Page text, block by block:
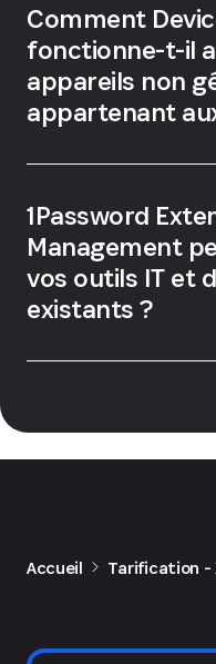
Comment
fonctionne-t-il
appareils non
appartenant
1Password
Management
vos outils IT et
existants ?
Accueil Tarification -